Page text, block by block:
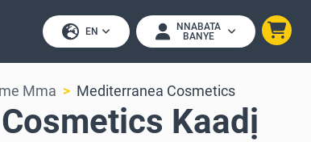
EN
NNABATA
BANYE
Mma Mediterranea Cosmetics
Kaadị